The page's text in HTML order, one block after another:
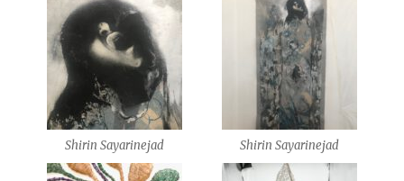
Shirin Sayarinejad Shirin Sayarinejad